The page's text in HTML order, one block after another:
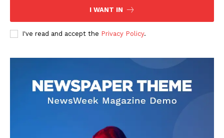
I WANT IN
I've read and accept the Privacy Policy.